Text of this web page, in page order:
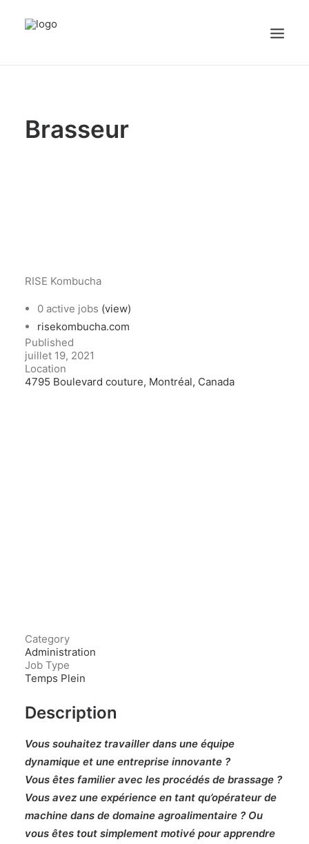
Emplois
Portail Candidat
sex videos
girl maid.free porn
Brasseur
RISE Kombucha
0 active jobs (view)
risekombucha.com
Published
juillet 19, 2021
Location
4795 Boulevard couture, Montréal, Canada
Category
Administration
Job Type
Temps Plein
Description
Vous souhaitez travailler dans une équipe
dynamique et une entreprise innovante ?
Vous êtes familier avec les procédés de brassage ?
Vous avez une expérience en tant qu’opérateurde
machine dans de domaine agroalimentaire ? Ou
vous êtes tout simplement motivé pour apprendre